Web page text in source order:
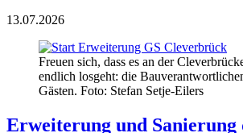
13.07.2026
Freuen sich, dass es an der
endlich losgeht: die
Gästen. Foto: Stefan Setje-Eilers
Erweiterung und Sanierung